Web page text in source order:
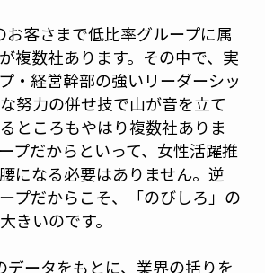
お客さまで低比率グループに属
複数社あります。その中で、実
・経営幹部の強いリーダーシッ
努力の併せ技で山が音を立て
ところもやはり複数社ありま
プだからといって、女性活躍推
になる必要はありません。逆
プだからこそ、「のびしろ」の
きいのです。
データをもとに、業界の括りを